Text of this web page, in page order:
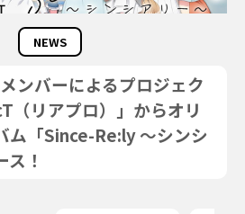
NEWS
ンバーによるプロジェク
（リアプロ）」からオリ
ム「Since-Re:ly ～シンシ
！